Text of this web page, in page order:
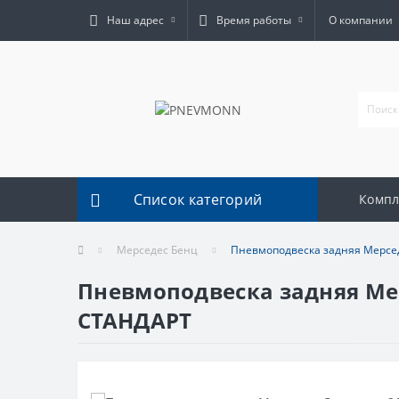
Наш адрес Время работы О компании
Список категорий
Мерседес Бенц Пневмоподвеска задняя
Пневмоподвеска задняя
СТАНДАРТ